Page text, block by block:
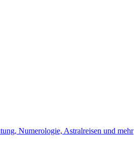
Numerologie, Astralreisen und mehr